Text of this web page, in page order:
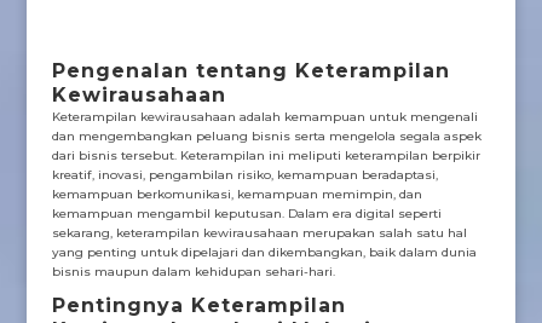
Pengenalan tentang Keterampilan
Kewirausahaan
Keterampilan kewirausahaan adalah kemampuan untuk mengenali
dan mengembangkan peluang bisnis serta mengelola segala aspek
dari bisnis tersebut. Keterampilan ini meliputi keterampilan berpikir
kreatif, inovasi, pengambilan risiko, kemampuan beradaptasi,
kemampuan berkomunikasi, kemampuan memimpin, dan
kemampuan mengambil keputusan. Dalam era digital seperti
sekarang, keterampilan kewirausahaan merupakan salah satu hal
yang penting untuk dipelajari dan dikembangkan, baik dalam dunia
bisnis maupun dalam kehidupan sehari-hari.
Pentingnya Keterampilan